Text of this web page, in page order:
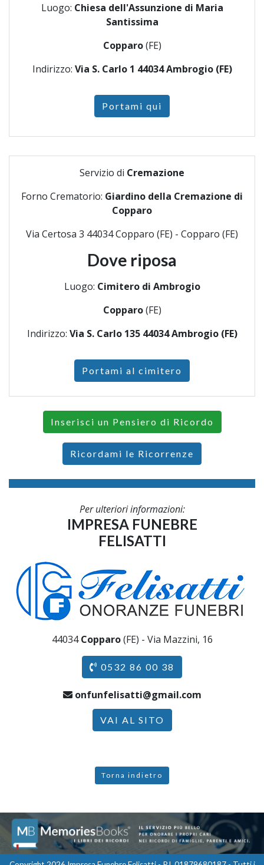
Luogo: Chiesa dell'Assunzione di Maria
Santissima
Copparo(FE)
Indirizzo: Via S. Carlo 1 44034 Ambrogio (FE)
Portami qui
Servizio di Cremazione
Forno Crematorio: Giardino della Cremazione di
Copparo
Via Certosa 3 44034 Copparo (FE) - Copparo (FE)
Dove riposa
Luogo: Cimitero di Ambrogio
Copparo(FE)
Indirizzo: Via S. Carlo 135 44034 Ambrogio (FE)
Portami al cimitero
Inserisci un Pensiero di Ricordo
Ricordami le Ricorrenze
Per ulteriori informazioni:
IMPRESA FUNEBRE
FELISATTI
44034Copparo(FE) - Via Mazzini, 16
0532 86 00 38
onfunfelisatti@gmail.com
VAI AL SITO
Torna indietro